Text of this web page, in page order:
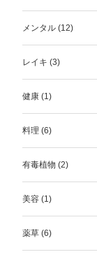
メンタル (12)
レイキ (3)
健康 (1)
料理 (6)
有毒植物 (2)
美容 (1)
薬草 (6)